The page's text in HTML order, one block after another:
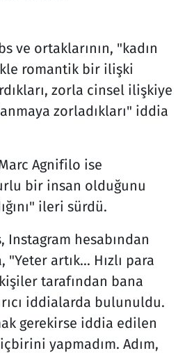
ve ortaklarının, "kadın
romantik bir ilişki
zorla cinsel ilişkiye
zorladıkları" iddia
Agnifilo ise
bir insan olduğunu
ileri sürdü.
Instagram hesabından
"Yeter artık... Hızlı para
tarafından bana
iddialarda bulunuldu.
gerekirse iddia edilen
yapmadım. Adım,